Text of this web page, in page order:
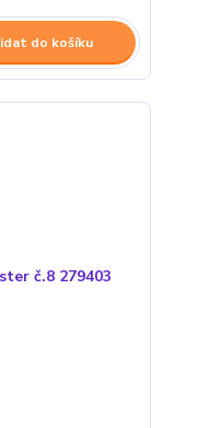
do košíku